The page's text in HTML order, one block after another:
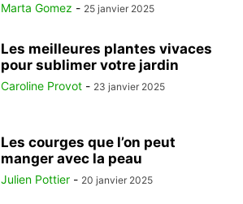
Marta Gomez - 25 janvier 2025
Les meilleures plantes vivaces
pour sublimer votre jardin
Caroline Provot - 23 janvier 2025
Les courges que l’on peut
manger avec la peau
Julien Pottier - 20 janvier 2025